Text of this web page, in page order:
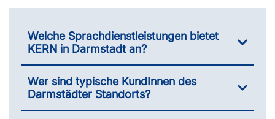
Welche Sprachdienstleistungen bietet
KERN in Darmstadt an?
Wer sind typische KundInnen des
Darmstädter Standorts?